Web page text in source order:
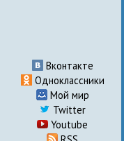
Вконтакте
Одноклассники
Мой мир
Twitter
Youtube